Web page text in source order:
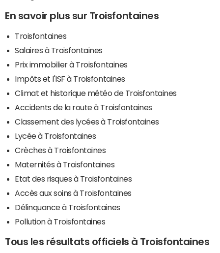
En savoir plus sur Troisfontaines
Troisfontaines
Salaires à Troisfontaines
Prix immobilier à Troisfontaines
Impôts et l'ISF à Troisfontaines
Climat et historique météo de Troisfontaines
Accidents de la route à Troisfontaines
Classement des lycées à Troisfontaines
Lycée à Troisfontaines
Crèches à Troisfontaines
Maternités à Troisfontaines
Etat des risques à Troisfontaines
Accès aux soins à Troisfontaines
Délinquance à Troisfontaines
Pollution à Troisfontaines
Tous les résultats officiels à Troisfontaines